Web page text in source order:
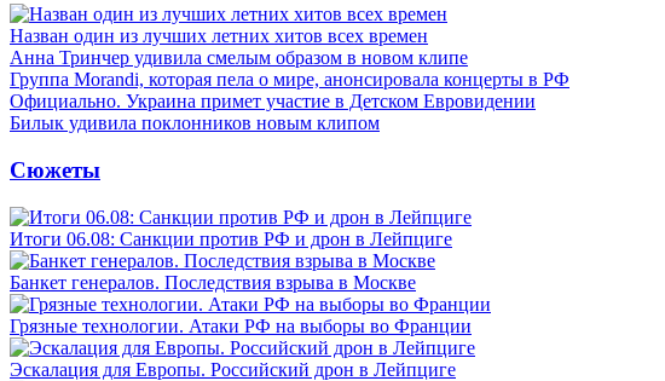
Назван один из лучших летних хитов всех времен
Анна Тринчер удивила смелым образом в новом клипе
Группа Morandi, которая пела о мире, анонсировала концерты в РФ
Официально. Украина примет участие в Детском Евровидении
Билык удивила поклонников новым клипом
Сюжеты
Итоги 06.08: Санкции против РФ и дрон в Лейпциге
Банкет генералов. Последствия взрыва в Москве
Грязные технологии. Атаки РФ на выборы во Франции
Эскалация для Европы. Российский дрон в Лейпциге